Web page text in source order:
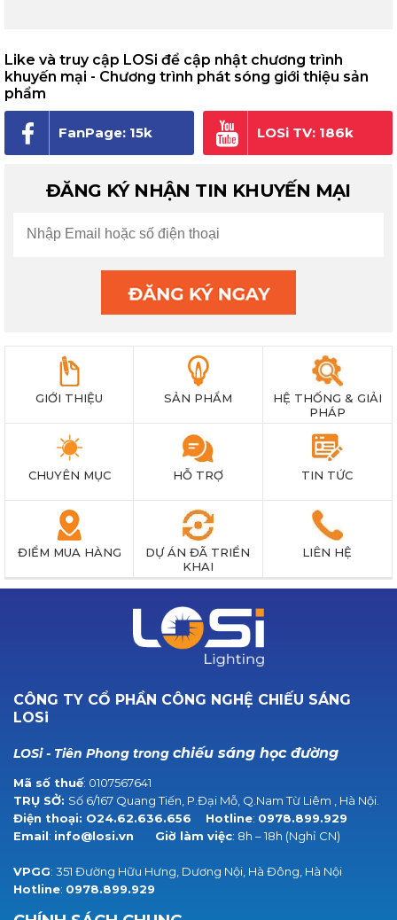
Like và truy cập LOSi để cập nhật chương trình
khuyến mại - Chương trình phát sóng giới thiệu sản
phẩm
FanPage: 15k
người theo dõi
LOSi TV: 186k
ĐĂNG KÝ NHẬN TIN KHUYẾN MẠI
GIỚI THIỆU SẢN PHẨM
HỆ THỐNG & GIẢI
PHÁP
CHUYÊN MỤC HỖ TRỢ TIN TỨC
ĐIỂM MUA HÀNG
DỰ ÁN ĐÃ TRIỂN
KHAI
LIÊN HỆ
CÔNG TY CỔ PHẦN CÔNG NGHỆ CHIẾU SÁNG
LOSi
LOSi - Tiên Phong trong chiếu sáng học đường
Mã số thuế: 0107567641
TRỤ SỞ: Số 6/167 Quang Tiến, P.Đại Mỗ, Q.Nam Từ Liêm , Hà Nội.
Điện thoại: O24.62.636.656 Hotline: 0978.899.929
Email: info@losi.vn Giờ làm việc: 8h – 18h (Nghỉ CN)
VPGG: 351 Đường Hữu Hưng, Dương Nội, Hà Đông, Hà Nội
Hotline: 0978.899.929